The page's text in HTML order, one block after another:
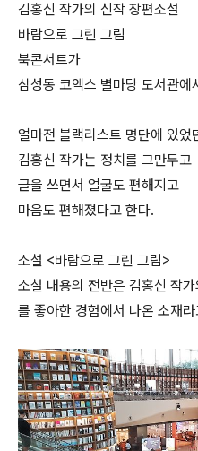
김홍신 작가의 신작 장편소설
바람으로 그린 그림
북콘서트가
삼성동 코엑스 별마당 도서관에
얼마전 블랙리스트 명단에 있었
김홍신 작가는 정치를 그만두고
글을 쓰면서 얼굴도 편해지고
마음도 편해졌다고 한다.
소설 <바람으로 그린 그림>
소설 내용의 전반은 김홍신 작
를 좋아한 경험에서 나온 소재